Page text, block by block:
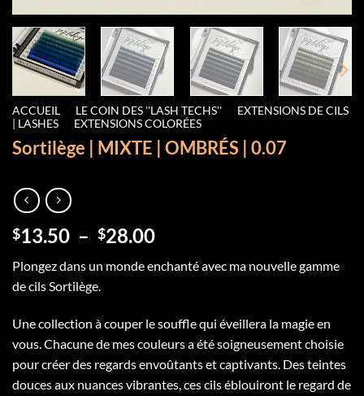
ACCUEIL LE COIN DES ''LASH TECHS''
EXTENSIONS DE CILS
| LASHES
EXTENSIONS COLORÉES
Sortilège | MIXTE | OMBRÉS | 0.07
$13.50 – $28.00Plage
prix :
$28.00
Plongez dans un monde enchanté avec ma nouvelle gamme
de cils Sortilège.
Une collection à couper le souffle qui éveillera la magie en
vous. Chacune de mes couleurs a été soigneusement choisie
pour créer des regards envoûtants et captivants. Des teintes
douces aux nuances vibrantes, ces cils éblouiront le regard de